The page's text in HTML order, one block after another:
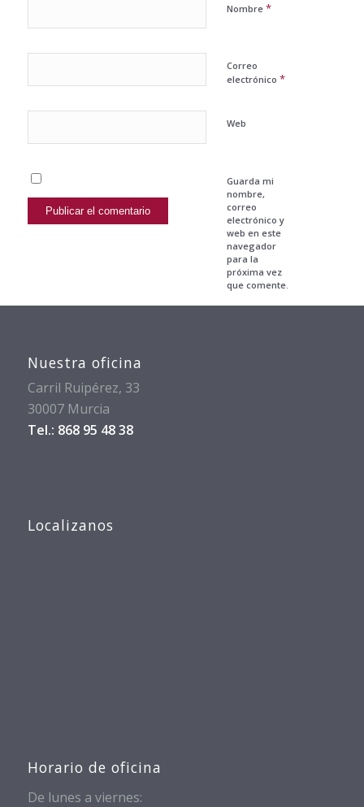
Nombre *
Correo
electrónico *
Web
Guarda mi
nombre,
correo
electrónico y
web en este
navegador
para la
próxima vez
que comente.
Nuestra oficina
Carril Ruipérez, 33
30007 Murcia
Tel.: 868 95 48 38
Localizanos
Horario de oficina
De lunes a viernes: